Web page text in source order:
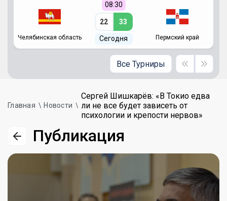
Челябинская область
08:30
22 33
Сегодня Пермский край
Все Турниры
Главная Новости
Сергей Шишкарёв: «В Токио едва
ли не все будет зависеть от
психологии и крепости нервов»
Публикация